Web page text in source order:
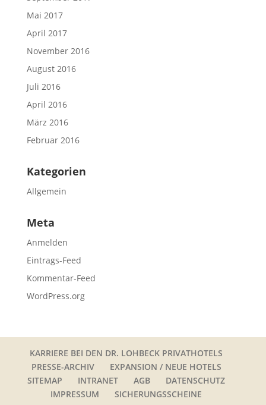
Mai 2017
April 2017
November 2016
August 2016
Juli 2016
April 2016
März 2016
Februar 2016
Kategorien
Allgemein
Meta
Anmelden
Eintrags-Feed
Kommentar-Feed
WordPress.org
KARRIERE BEI DEN DR. LOHBECK PRIVATHOTELS
PRESSE-ARCHIV
EXPANSION / NEUE HOTELS
SITEMAP
INTRANET AGB
DATENSCHUTZ
IMPRESSUM
SICHERUNGSSCHEINE